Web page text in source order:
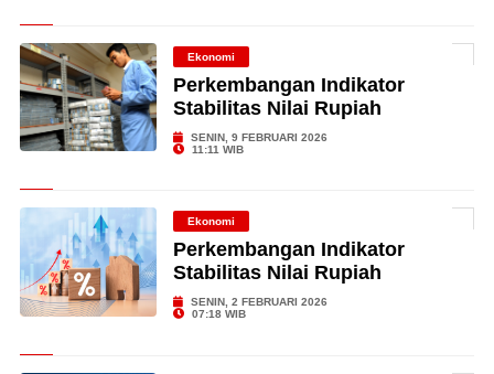
Ekonomi
Perkembangan Indikator
Stabilitas Nilai Rupiah
SENIN, 9 FEBRUARI 2026
11:11 WIB
Ekonomi
Perkembangan Indikator
Stabilitas Nilai Rupiah
SENIN, 2 FEBRUARI 2026
07:18 WIB